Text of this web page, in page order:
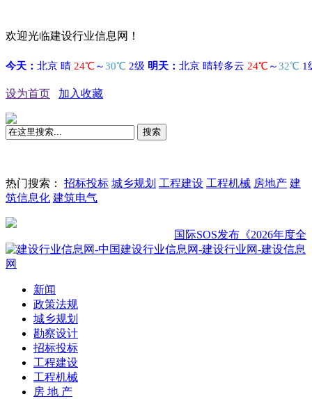
欢迎光临建设行业信息网！
设为首页 加入收藏
搜索
热门搜索： 招标投标 城乡规划 工程建设 工程机械 房地产 建
筑信息化 建筑电气
国际SOS发布《2026年度全球
新闻
政策法规
城乡规划
勘察设计
招标投标
工程建设
工程机械
房 地 产